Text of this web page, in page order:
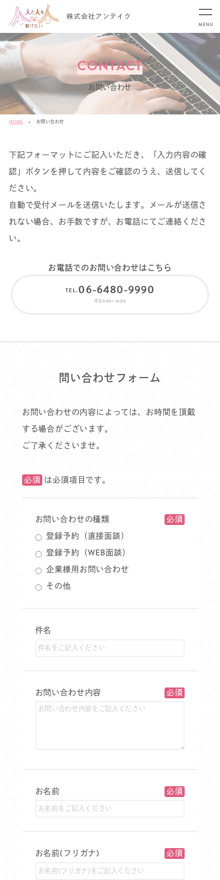
CONTACT
お問い合わせ
HOME > お問い合わせ
下記フォーマットにご記⼊いただき、「⼊⼒内容の確
認」ボタンを押して内容をご確認のうえ、送信してく
ださい。
⾃動で受付メールを送信いたします。メールが送信さ
れない場合、お⼿数ですが、お電話にてご連絡くださ
い。
お電話でのお問い合わせはこちら
06-6480-9990
平日9:00〜16:00
問い合わせフォーム
お問い合わせの内容によっては、お時間を頂戴
する場合がございます。
ご了承くださいませ。
必須 は必須項目です。
お問い合わせの種類
登録予約（直接面談）
登録予約（WEB面談）
企業様用お問い合わせ
その他
件名
お問い合わせ内容
お名前
お名前(フリガナ)